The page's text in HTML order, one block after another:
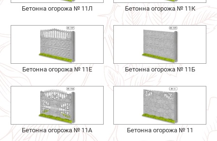
Бетонна огорожа № 11Л Бетонна огорожа № 11К
Бетонна огорожа № 11Е Бетонна огорожа № 11Б
Бетонна огорожа № 11А Бетонна огорожа № 11